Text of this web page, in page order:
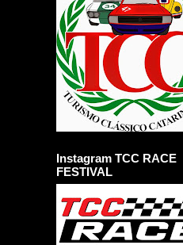
Instagram TCC RACE
FESTIVAL